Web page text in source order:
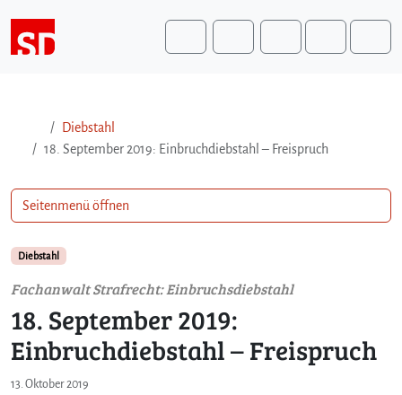
Search
Diebstahl
18. September 2019: Einbruchdiebstahl – Freispruch
Diebstahl
Fachanwalt Strafrecht: Einbruchsdiebstahl
18. September 2019:
Einbruchdiebstahl – Freispruch
13. Oktober 2019
Seitenmenü öffnen